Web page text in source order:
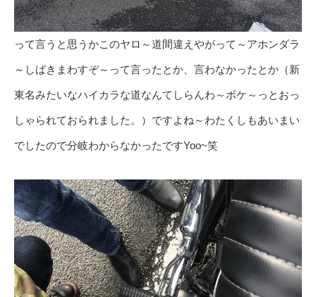
って言うと思うかこのヤロ～道間違えやがって～アホンダラ
～しばきまわすぞ～って言ったとか、言わなかったとか（新
東名みたいなハイカラな道なんてしらんわ～ボケ～っとおっ
しゃられておられました。）ですよね～わたくしもあいまい
でしたので分岐わからなかったですYoo~笑